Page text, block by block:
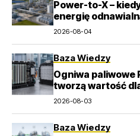
Power-to-X –
energię
2026-08-04
Baza Wiedzy
Ogniwa paliwowe
tworzą wartość
2026-08-03
Baza Wiedzy